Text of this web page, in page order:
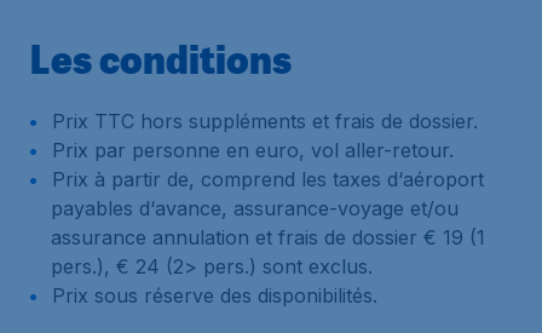
Les conditions
Prix TTC hors suppléments et frais de dossier.
Prix par personne en euro, vol aller-retour.
Prix à partir de, comprend les taxes d‘aéroport
payables d‘avance, assurance-voyage et/ou
assurance annulation et frais de dossier € 19 (1
pers.), € 24 (2> pers.) sont exclus.
Prix sous réserve des disponibilités.